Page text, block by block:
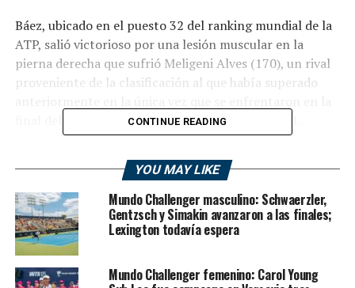
Báez, ubicado en el puesto 32 del ranking mundial de la
ATP, salió victorioso por una lesión muscular en la
pierna derecha que sufrió Meligeni Alves (170), un rival
proveniente de la clasificación al que había superado
final del Challenger de Santiago de Chile, en 2021.
Córdoba Open, Kitzbuhel, Austria, y Winston Salem,
Estados Unidos el sábado último, debutó en el US Open
el martes con un triunfo sobre el croata Borna Coric
(27) y en tercera ronda se cruzará con el ruso Daniil
Medvedev (3) o el australiano Christopher O’Connell
(69).
CONTINUE READING
YOU MAY LIKE
Mundo Challenger masculino: Schwaerzler,
Gentzsch y Simakin avanzaron a las finales;
Lexington todavía espera
Mundo Challenger femenino: Carol Young